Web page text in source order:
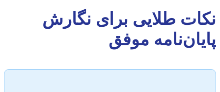
نکات طلایی برای نگارش
پایان‌نامه موفق